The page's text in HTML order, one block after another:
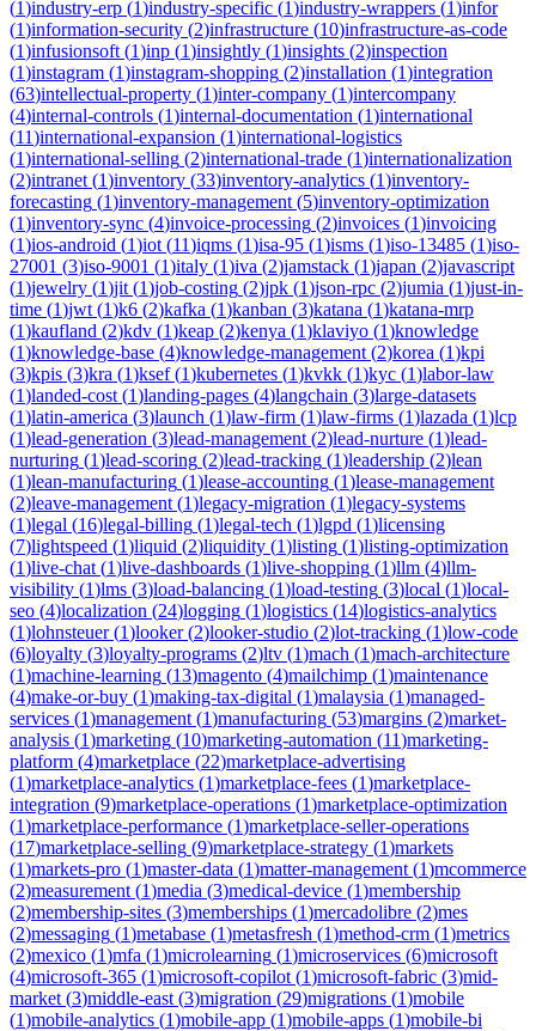
(1)industry-erp (1)industry-specific (1)industry-wrappers (1)infor
(1)information-security (2)infrastructure (10)infrastructure-as-code
(1)infusionsoft (1)inp (1)insightly (1)insights (2)inspection
(1)instagram (1)instagram-shopping (2)installation (1)integration
(63)intellectual-property (1)inter-company (1)intercompany
(4)internal-controls (1)internal-documentation (1)international
(11)international-expansion (1)international-logistics
(1)international-selling (2)international-trade (1)internationalization
(2)intranet (1)inventory (33)inventory-analytics (1)inventory-
forecasting (1)inventory-management (5)inventory-optimization
(1)inventory-sync (4)invoice-processing (2)invoices (1)invoicing
(1)ios-android (1)iot (11)iqms (1)isa-95 (1)isms (1)iso-13485 (1)iso-
27001 (3)iso-9001 (1)italy (1)iva (2)jamstack (1)japan (2)javascript
(1)jewelry (1)jit (1)job-costing (2)jpk (1)json-rpc (2)jumia (1)just-in-
time (1)jwt (1)k6 (2)kafka (1)kanban (3)katana (1)katana-mrp
(1)kaufland (2)kdv (1)keap (2)kenya (1)klaviyo (1)knowledge
(1)knowledge-base (4)knowledge-management (2)korea (1)kpi
(3)kpis (3)kra (1)ksef(1)kubernetes (1)kvkk (1)kyc (1)labor-law
(1)landed-cost (1)landing-pages (4)langchain (3)large-datasets
(1)latin-america (3)launch (1)law-firm (1)law-firms (1)lazada (1)lcp
(1)lead-generation (3)lead-management (2)lead-nurture (1)lead-
nurturing (1)lead-scoring (2)lead-tracking (1)leadership (2)lean
(1)lean-manufacturing (1)lease-accounting (1)lease-management
(2)leave-management (1)legacy-migration (1)legacy-systems
(1)legal (16)legal-billing (1)legal-tech (1)lgpd (1)licensing
(7)lightspeed (1)liquid (2)liquidity (1)listing (1)listing-optimization
(1)live-chat (1)live-dashboards (1)live-shopping (1)llm (4)llm-
visibility (1)lms (3)load-balancing (1)load-testing (3)local (1)local-
seo (4)localization (24)logging (1)logistics (14)logistics-analytics
(1)lohnsteuer(1)looker(2)looker-studio (2)lot-tracking (1)low-code
(6)loyalty (3)loyalty-programs (2)ltv (1)mach (1)mach-architecture
(1)machine-learning (13)magento (4)mailchimp (1)maintenance
(4)make-or-buy (1)making-tax-digital (1)malaysia (1)managed-
services (1)management (1)manufacturing (53)margins (2)market-
analysis (1)marketing (10)marketing-automation (11)marketing-
platform (4)marketplace (22)marketplace-advertising
(1)marketplace-analytics (1)marketplace-fees (1)marketplace-
integration (9)marketplace-operations (1)marketplace-optimization
(1)marketplace-performance (1)marketplace-seller-operations
(17)marketplace-selling (9)marketplace-strategy (1)markets
(1)markets-pro (1)master-data (1)matter-management (1)mcommerce
(2)measurement (1)media (3)medical-device (1)membership
(2)membership-sites (3)memberships (1)mercadolibre (2)mes
(2)messaging (1)metabase (1)metasfresh (1)method-crm (1)metrics
(2)mexico (1)mfa (1)microlearning (1)microservices (6)microsoft
(4)microsoft-365 (1)microsoft-copilot (1)microsoft-fabric (3)mid-
market (3)middle-east (3)migration (29)migrations (1)mobile
(1)mobile-analytics (1)mobile-app (1)mobile-apps (1)mobile-bi